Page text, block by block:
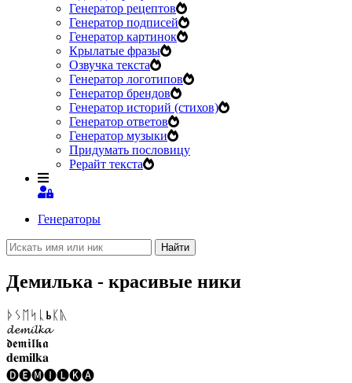
Генератор рецептов
Генератор подписей
Генератор картинок
Крылатые фразы
Озвучка текста
Генератор логотипов
Генератор брендов
Генератор историй (стихов)
Генератор ответов
Генератор музыки
Придумать пословицу
Рерайт текста
Генераторы
Найти
Демилька - красивые ники
ᚦᛊᛖᛋᚳⰓᛕᚣ
𝓭𝓮𝓶𝓲𝓵𝓴𝓪
𝖉𝖊𝖒𝖎𝖑𝖐𝖆
𝐝𝐞𝐦𝐢𝐥𝐤𝐚
🅓🅔🅜🅘🅛🅚🅐